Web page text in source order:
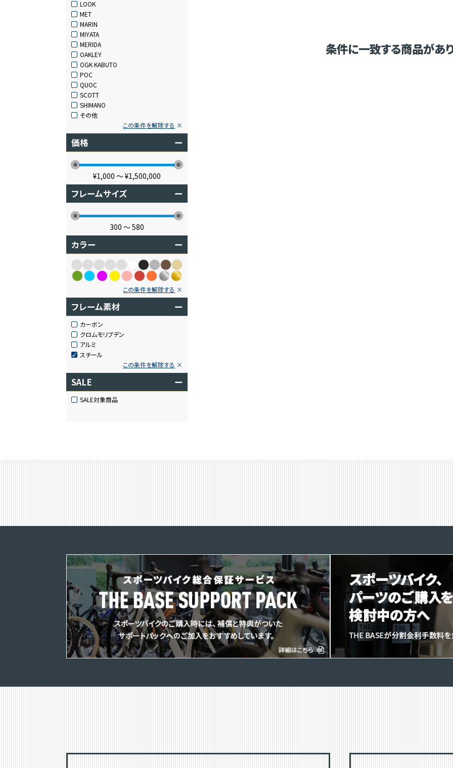
LOOK
MET
MARIN
MIYATA
MERIDA
OAKLEY
OGK KABUTO
POC
QUOC
SCOTT
SHIMANO
その他
この条件を解除する
価格 ー
¥1,000 〜¥1,500,000
フレームサイズ ー
300 〜580
カラー ー
この条件を解除する
フレーム素材 ー
カーボン
クロムモリブデン
アルミ
スチール
この条件を解除する
SALE ー
SALE対象商品
条件に一致する商品があ